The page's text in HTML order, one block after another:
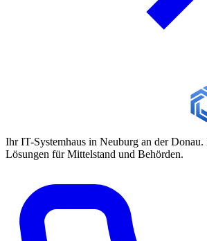
Ihr IT-Systemhaus in Neuburg an der Donau.
Lösungen für Mittelstand und Behörden.